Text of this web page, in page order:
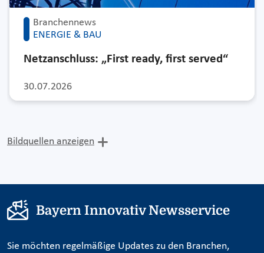
Branchennews
ENERGIE & BAU
30.07.2026
Netzanschluss: „First ready, first served“
Bildquellen anzeigen
Bayern Innovativ Newsservice
Sie möchten regelmäßige Updates zu den Branchen,